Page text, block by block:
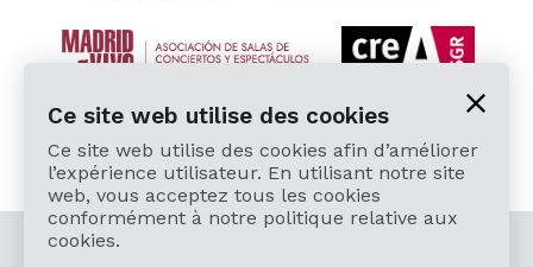
© 2026 Cardamomo Flamenco Madrid - Tous droits
Ce site web utilise des cookies
Ce site web utilise des cookies afin d’améliorer
l’expérience utilisateur. En utilisant notre site
web, vous acceptez tous les cookies
conformément à notre politique relative aux
cookies.